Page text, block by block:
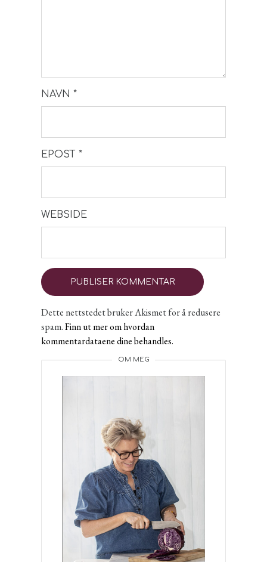
NAVN *
EPOST *
WEBSIDE
Dette nettstedet bruker Akismet for å redusere
spam.Finn ut mer om hvordan
kommentardataene dine behandles.
OM MEG